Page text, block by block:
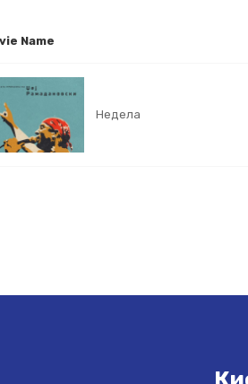
Name
Недела